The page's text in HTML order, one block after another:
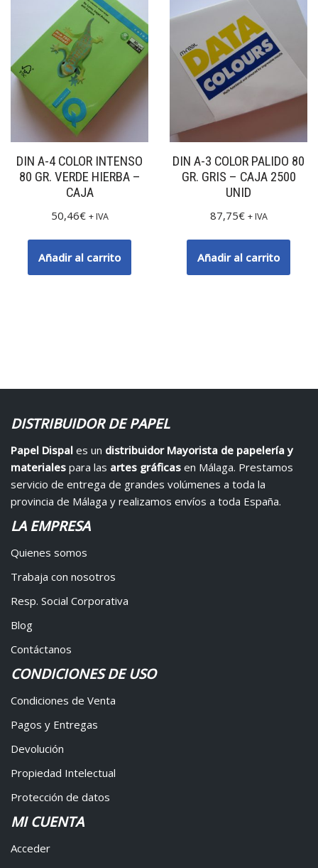
DIN A-4 COLOR INTENSO
80 GR. VERDE HIERBA –
CAJA
50,46€ + IVA
Añadir al carrito
DIN A-3 COLOR PALIDO 80
GR. GRIS – CAJA 2500
UNID
87,75€ + IVA
Añadir al carrito
DISTRIBUIDOR DE PAPEL
Papel Dispal es un distribuidor Mayorista de papelería y
materiales para las artes gráficas en Málaga. Prestamos
servicio de entrega de grandes volúmenes a toda la
provincia de Málaga y realizamos envíos a toda España.
LA EMPRESA
Quienes somos
Trabaja con nosotros
Resp. Social Corporativa
Blog
Contáctanos
CONDICIONES DE USO
Condiciones de Venta
Pagos y Entregas
Devolución
Propiedad Intelectual
Protección de datos
MI CUENTA
Acceder